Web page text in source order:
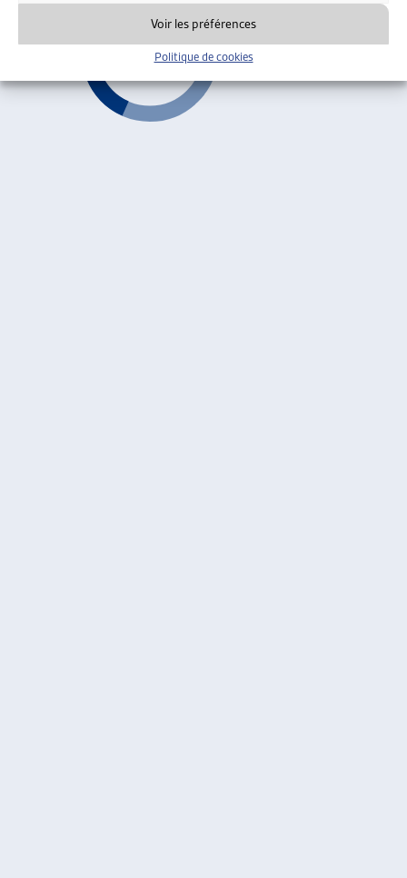
Voir les préférences
Politique de cookies